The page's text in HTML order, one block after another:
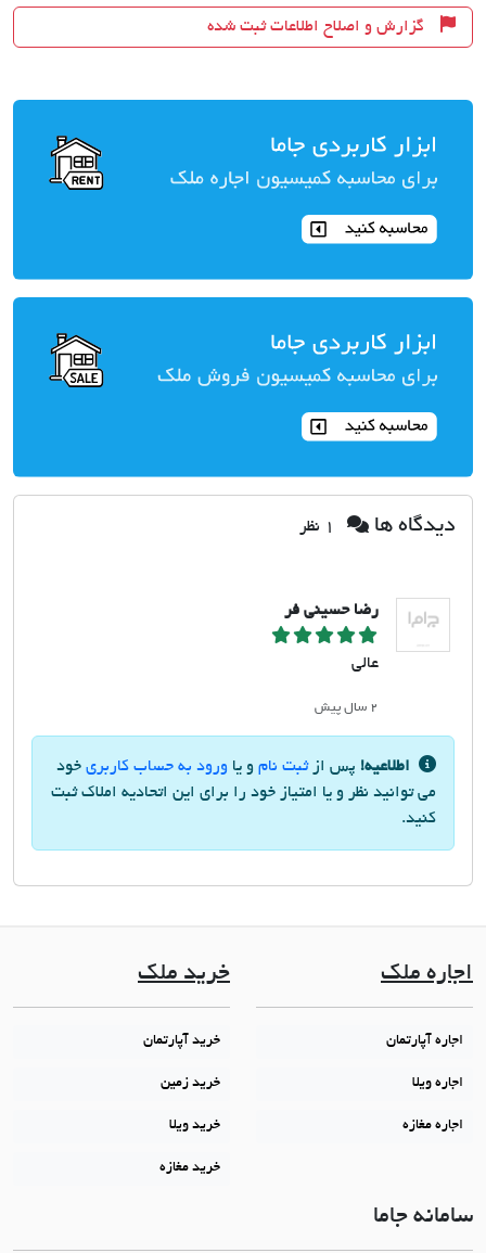
گزارش و اصلاح اطلاعات ثبت شده
دیدگاه ها
رضا حسینی فر
عالی
۲ سال پیش
اطلاعیه! پس ازثبت نام و یا ورود به حساب کاربری خود
می توانید نظر و یا امتیاز خود را برای این اتحادیه املاک ثبت
کنید.
اجاره ملک
اجاره آپارتمان
اجاره ویلا
اجاره مغازه
خرید ملک
خرید آپارتمان
خرید زمین
خرید ویلا
خرید مغازه
سامانه جاما